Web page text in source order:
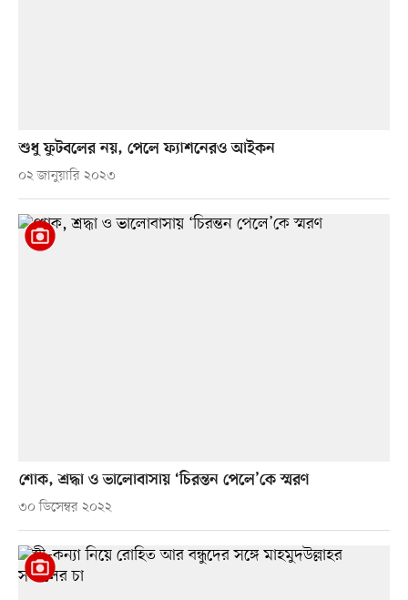
শুধু ফুটবলের নয়, পেলে ফ্যাশনেরও আইকন
০২ জানুয়ারি ২০২৩
শোক, শ্রদ্ধা ও ভালোবাসায় ‘চিরন্তন পেলে’কে স্মরণ
৩০ ডিসেম্বর ২০২২